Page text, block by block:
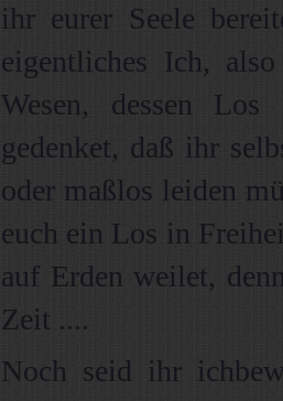
ihr eurer Seele
eigentliches Ich,
Wesen, dessen
gedenket, daß ihr
oder maßlos leiden
euch ein Los in
auf Erden weilet,
Zeit ....
Noch seid ihr